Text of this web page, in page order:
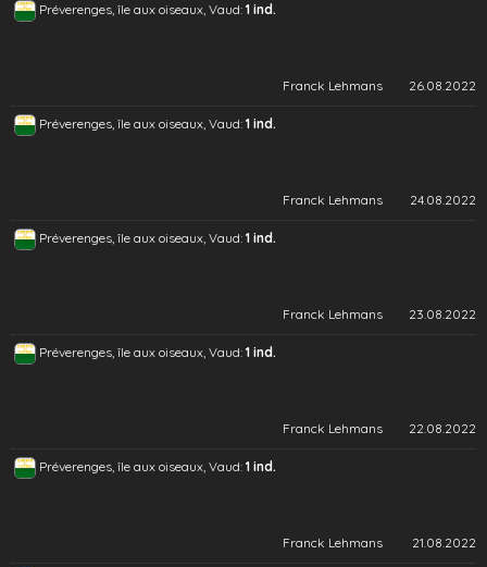
Préverenges, île aux oiseaux, Vaud: 1 ind.
Franck Lehmans 26.08.2022
Préverenges, île aux oiseaux, Vaud: 1 ind.
Franck Lehmans 24.08.2022
Préverenges, île aux oiseaux, Vaud: 1 ind.
Franck Lehmans 23.08.2022
Préverenges, île aux oiseaux, Vaud: 1 ind.
Franck Lehmans 22.08.2022
Préverenges, île aux oiseaux, Vaud: 1 ind.
Franck Lehmans 21.08.2022